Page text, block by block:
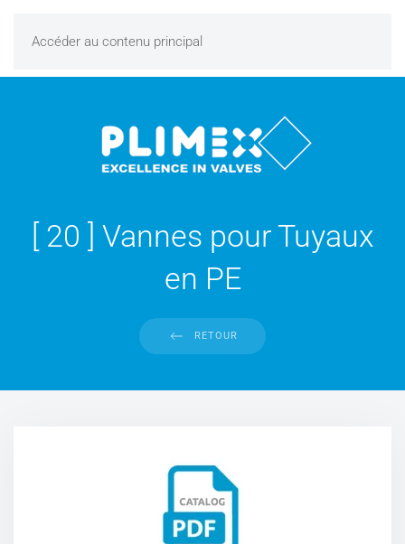
Accéder au contenu principal
[ 20 ] Vannes pour Tuyaux
en PE
RETOUR